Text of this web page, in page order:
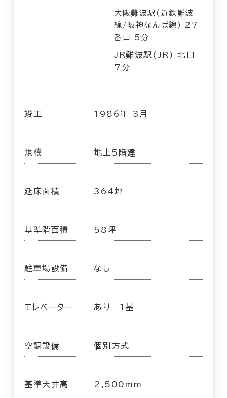
大阪難波駅(近鉄難波
線/阪神なんば線) 27
番口 5分
JR難波駅(JR) 北口
7分
竣工 1986年 3月
規模 地上5階建
延床面積 364坪
基準階面積 58坪
駐車場設備 なし
エレベーター あり 1基
空調設備 個別方式
基準天井高 2,500mm